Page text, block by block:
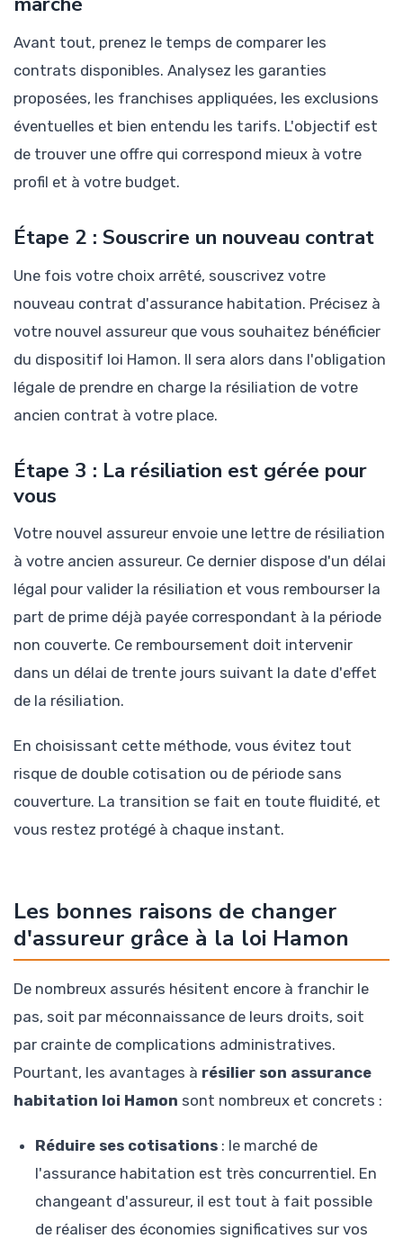
Avant tout, prenez le temps de comparer les
contrats disponibles. Analysez les garanties
proposées, les franchises appliquées, les exclusions
éventuelles et bien entendu les tarifs. L'objectif est
de trouver une offre qui correspond mieux à votre
profil et à votre budget.
Étape 2 : Souscrire un nouveau contrat
Une fois votre choix arrêté, souscrivez votre
nouveau contrat d'assurance habitation. Précisez à
votre nouvel assureur que vous souhaitez bénéficier
du dispositif loi Hamon. Il sera alors dans l'obligation
légale de prendre en charge la résiliation de votre
ancien contrat à votre place.
Étape 3 : La résiliation est gérée pour
vous
Votre nouvel assureur envoie une lettre de résiliation
à votre ancien assureur. Ce dernier dispose d'un délai
légal pour valider la résiliation et vous rembourser la
part de prime déjà payée correspondant à la période
non couverte. Ce remboursement doit intervenir
dans un délai de trente jours suivant la date d'effet
de la résiliation.
En choisissant cette méthode, vous évitez tout
risque de double cotisation ou de période sans
couverture. La transition se fait en toute fluidité, et
vous restez protégé à chaque instant.
Les bonnes raisons de changer
d'assureur grâce à la loi Hamon
De nombreux assurés hésitent encore à franchir le
pas, soit par méconnaissance de leurs droits, soit
par crainte de complications administratives.
Pourtant, les avantages à résilier son assurance
habitation loi Hamon sont nombreux et concrets :
Réduire ses cotisations : le marché de
l'assurance habitation est très concurrentiel. En
changeant d'assureur, il est tout à fait possible
de réaliser des économies significatives sur vos